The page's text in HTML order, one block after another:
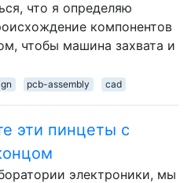
что я определяю
компонентов
чтобы машина захвата и
pcb-assembly cad
эти пинцеты с
электроники, мы